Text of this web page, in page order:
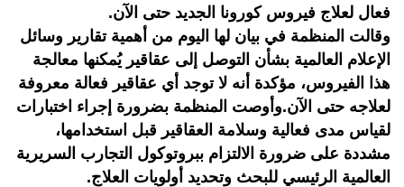
فعال لعلاج فيروس كورونا الجديد حتى الآن.
وقالت المنظمة في بيان لها اليوم من أهمية تقارير وسائل
الإعلام العالمية بشأن التوصل إلى عقاقير يُمكنها معالجة
هذا الفيروس، مؤكدة أنه لا توجد أي عقاقير فعالة معروفة
لعلاجه حتى الآن.وأوصت المنظمة بضرورة إجراء اختبارات
لقياس مدى فعالية وسلامة العقاقير قبل استخدامها،
مشددة على ضرورة الالتزام ببروتوكول التجارب السريرية
العالمية الرئيسي للبحث وتحديد أولويات العلاج.